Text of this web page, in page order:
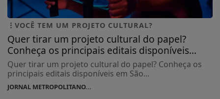
VOCÊ TEM UM PROJETO CULTURAL?
Quer tirar um projeto cultural do papel?
Conheça os principais editais disponíveis...
Quer tirar um projeto cultural do papel? Conheça os
principais editais disponíveis em São...
JORNAL METROPOLITANO...